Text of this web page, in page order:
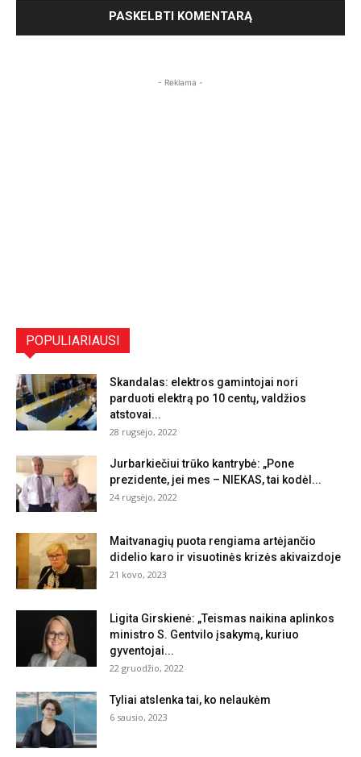
- Reklama -
POPULIARIAUSI
Skandalas: elektros gamintojai nori
parduoti elektrą po 10 centų, valdžios
atstovai...
28 rugsėjo, 2022
Jurbarkiečiui trūko kantrybė: „Pone
prezidente, jei mes – NIEKAS, tai kodėl...
24 rugsėjo, 2022
Maitvanagių puota rengiama artėjančio
didelio karo ir visuotinės krizės akivaizdoje
21 kovo, 2023
Ligita Girskienė: „Teismas naikina aplinkos
ministro S. Gentvilo įsakymą, kuriuo
gyventojai...
22 gruodžio, 2022
Tyliai atslenka tai, ko nelaukėm
6 sausio, 2023